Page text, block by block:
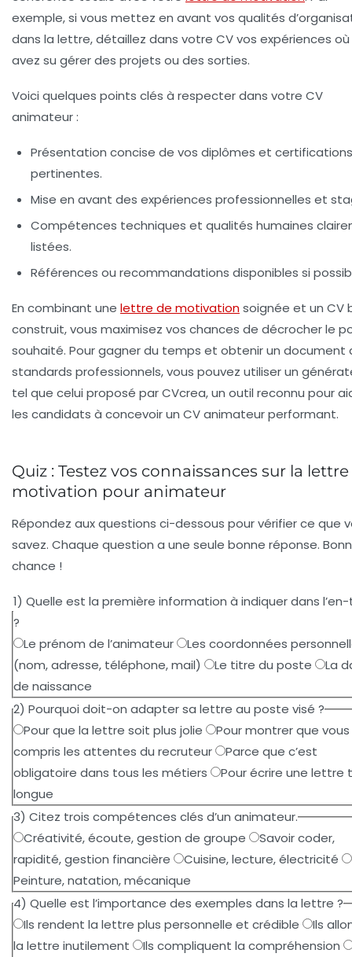
exemple, si vous mettez en avant vos qualités
dans la lettre, détaillez dans votre CV vos expériences où
avez su gérer des projets ou des sorties.
Voici quelques points clés à respecter dans votre CV
animateur :
Présentation concise de vos diplômes et certifications
pertinentes.
Mise en avant des expériences professionnelles et
Compétences techniques et qualités humaines
listées.
Références ou recommandations disponibles si
En combinant une lettre de motivationsoignée et un CV
construit, vous maximisez vos chances de décrocher le
souhaité. Pour gagner du temps et obtenir un document
standards professionnels, vous pouvez utiliser un
tel que celui proposé par CVcrea, un outil reconnu pour
les candidats à concevoir un CV animateurperformant.
Quiz : Testez vos connaissances sur la
motivation pour animateur
Répondez aux questions ci-dessous pour vérifier ce que
savez. Chaque question a une seule bonne réponse.
chance !
1) Quelle est la première information à indiquer dans
?
Le prénom de l’animateur
Les coordonnées
(nom, adresse, téléphone, mail)
Le titre du poste
La
de naissance
2) Pourquoi doit-on adapter sa lettre au poste visé ?
Pour que la lettre soit plus jolie
Pour montrer que
compris les attentes du recruteur
Parce que c’est
obligatoire dans tous les métiers
Pour écrire une lettre
longue
3) Citez trois compétences clés d’un animateur.
Créativité, écoute, gestion de groupe
Savoir coder,
rapidité, gestion financière
Cuisine, lecture, électricité
Peinture, natation, mécanique
4) Quelle est l’importance des exemples dans la lettre ?
Ils rendent la lettre plus personnelle et crédible
Ils
la lettre inutilement
Ils compliquent la compréhension